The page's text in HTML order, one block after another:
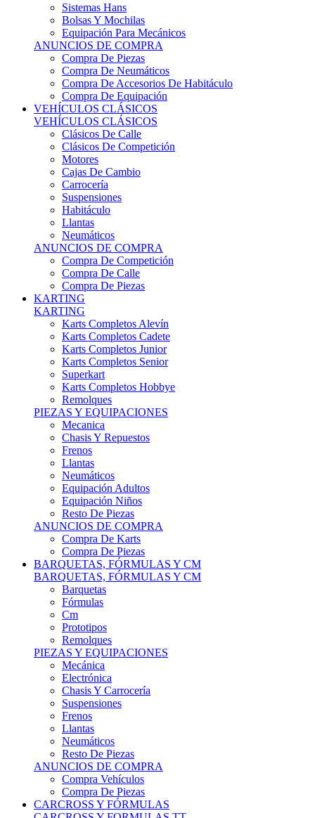
Bolsas Y Mochilas
Equipación Para Mecánicos
ANUNCIOS DE COMPRA
Compra De Piezas
Compra De Neumáticos
Compra De Accesorios De Habitáculo
Compra De Equipación
VEHÍCULOS CLÁSICOS
VEHÍCULOS CLÁSICOS
Clásicos De Calle
Clásicos De Competición
Motores
Cajas De Cambio
Carrocería
Suspensiones
Habitáculo
Llantas
Neumáticos
ANUNCIOS DE COMPRA
Compra De Competición
Compra De Calle
Compra De Piezas
KARTING
KARTING
Karts Completos Alevín
Karts Completos Cadete
Karts Completos Junior
Karts Completos Senior
Superkart
Karts Completos Hobbye
Remolques
PIEZAS Y EQUIPACIONES
Mecanica
Chasis Y Repuestos
Frenos
Llantas
Neumáticos
Equipación Adultos
Equipación Niños
Resto De Piezas
ANUNCIOS DE COMPRA
Compra De Karts
Compra De Piezas
BARQUETAS, FÓRMULAS Y CM
BARQUETAS, FÓRMULAS Y CM
Barquetas
Fórmulas
Cm
Prototipos
Remolques
PIEZAS Y EQUIPACIONES
Mecánica
Electrónica
Chasis Y Carrocería
Suspensiones
Frenos
Llantas
Neumáticos
Resto De Piezas
ANUNCIOS DE COMPRA
Compra Vehículos
Compra De Piezas
CARCROSS Y FÓRMULAS
CARCROSS Y FORMULAS TT
Carcross